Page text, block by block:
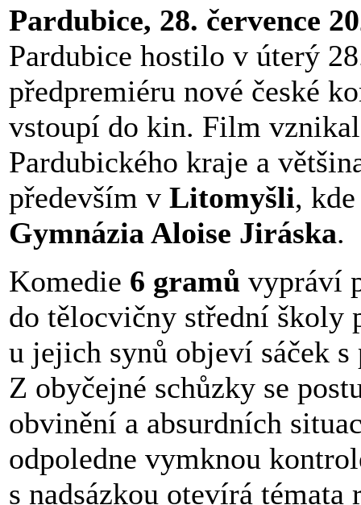
Pardubice, 28. července
Pardubice hostilo v úterý
předpremiéru nové české
vstoupí do kin. Film
Pardubického kraje a
především v Litomyšli,
Gymnázia Aloise Jiráska.
Komedie 6 gramů vypráví
do tělocvičny střední školy
u jejich synů objeví sáček
Z obyčejné schůzky se
obvinění a absurdních
odpoledne vymknou
s nadsázkou otevírá